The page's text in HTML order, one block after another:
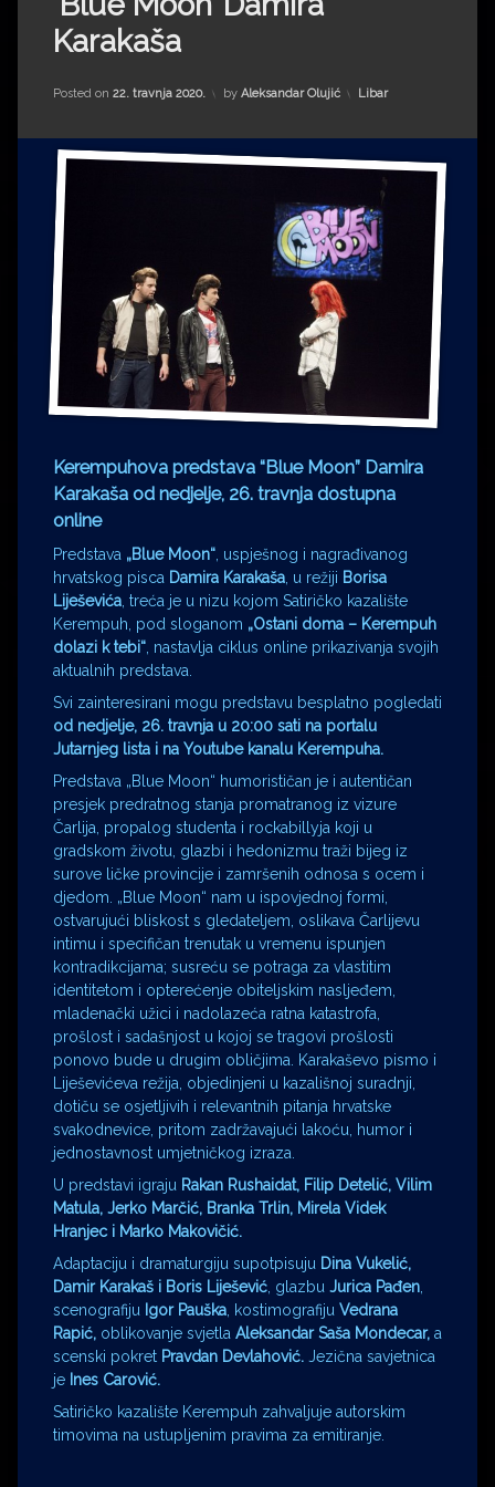
Impressum
Milenko Strižak
Drugi autori
Drugi autori
Ljiljana Lekanić-Kljaić
Željko Krznarić
Mario Lovreković
Miroslav Šantek
Karakaša
Posted on 22. travnja 2020. by Aleksandar Olujić Kategorije:
Libar
Kerempuhova predstava “Blue Moon” Damira
Karakaša od nedjelje, 26. travnja dostupna
online
Predstava „Blue Moon“, uspješnog i nagrađivanog
hrvatskog pisca Damira Karakaša, u režiji Borisa
Liješevića, treća je u nizu kojom Satiričko kazalište
Kerempuh, pod sloganom „Ostani doma – Kerempuh
dolazi k tebi“, nastavlja ciklus online prikazivanja svojih
aktualnih predstava.
Svi zainteresirani mogu predstavu besplatno pogledati
od nedjelje, 26. travnja u 20:00 sati na portalu
Jutarnjeg lista i na Youtube kanalu Kerempuha.
Predstava „Blue Moon“ humorističan je i autentičan
presjek predratnog stanja promatranog iz vizure
Čarlija, propalog studenta i rockabillyja koji u
gradskom životu, glazbi i hedonizmu traži bijeg iz
surove ličke provincije i zamršenih odnosa s ocem i
djedom. „Blue Moon“ nam u ispovjednoj formi,
ostvarujući bliskost s gledateljem, oslikava Čarlijevu
intimu i specifičan trenutak u vremenu ispunjen
kontradikcijama; susreću se potraga za vlastitim
identitetom i opterećenje obiteljskim nasljeđem,
mladenački užici i nadolazeća ratna katastrofa,
prošlost i sadašnjost u kojoj se tragovi prošlosti
ponovo bude u drugim obličjima. Karakaševo pismo i
Liješevićeva režija, objedinjeni u kazališnoj suradnji,
dotiču se osjetljivih i relevantnih pitanja hrvatske
svakodnevice, pritom zadržavajući lakoću, humor i
jednostavnost umjetničkog izraza.
U predstavi igraju Rakan Rushaidat, Filip Detelić, Vilim
Matula, Jerko Marčić, Branka Trlin, Mirela Videk
Hranjec i Marko Makovičić.
Adaptaciju i dramaturgiju supotpisuju Dina Vukelić,
Damir Karakaš i Boris Liješević, glazbu Jurica Pađen,
scenografiju Igor Pauška, kostimografiju Vedrana
Rapić, oblikovanje svjetla Aleksandar Saša Mondecar, a
scenski pokret Pravdan Devlahović. Jezična savjetnica
je Ines Carović.
Satiričko kazalište Kerempuh zahvaljuje autorskim
timovima na ustupljenim pravima za emitiranje.